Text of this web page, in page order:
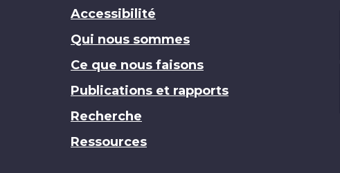
Accessibilité
Qui nous sommes
Ce que nous faisons
Publications et rapports
Recherche
Ressources